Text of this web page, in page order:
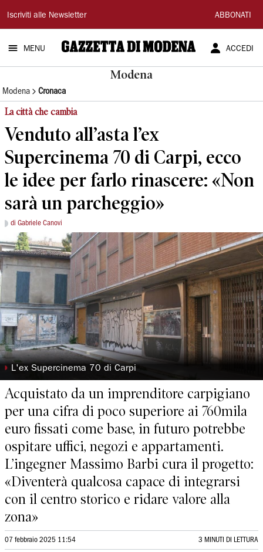
Gazzetta
di
Modena
Iscriviti alle Newsletter ABBONATI
MENU ACCEDI
Modena
Modena Cronaca
La città che cambia
Venduto all’asta l’ex
Supercinema 70 di Carpi, ecco
le idee per farlo rinascere: «Non
sarà un parcheggio»
di Gabriele Canovi
◗ L'ex Supercinema 70 di Carpi
Acquistato da un imprenditore carpigiano
per una cifra di poco superiore ai 760mila
euro fissati come base, in futuro potrebbe
ospitare uffici, negozi e appartamenti.
L’ingegner Massimo Barbi cura il progetto:
«Diventerà qualcosa capace di integrarsi
con il centro storico e ridare valore alla
zona»
07 febbraio 2025 11:54 3 MINUTI DI LETTURA